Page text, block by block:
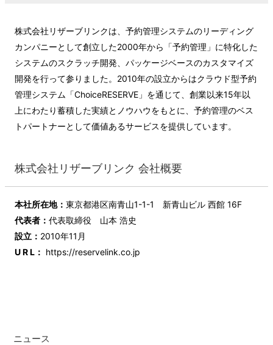
株式会社リザーブリンクは、予約管理システムのリーディング
カンパニーとして創立した2000年から「予約管理」に特化した
システムのスクラッチ開発、パッケージベースのカスタマイズ
開発を行って参りました。2010年の設立からはクラウド型予約
管理システム「ChoiceRESERVE」を通じて、創業以来15年以
上にわたり蓄積した実績とノウハウをもとに、予約管理のベス
トパートナーとして価値あるサービスを提供しています。
株式会社リザーブリンク 会社概要
本社所在地： 東京都港区南青山1-1-1 新青山ビル 西館 16F
代表者： 代表取締役 山本 浩史
設立： 2010年11月
U R L： https://reservelink.co.jp
ニュース